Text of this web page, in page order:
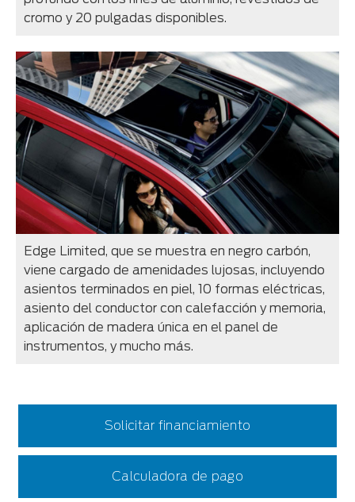
cromo y 20 pulgadas disponibles.
Edge Limited, que se muestra en negro carbón,
viene cargado de amenidades lujosas, incluyendo
asientos terminados en piel, 10 formas eléctricas,
asiento del conductor con calefacción y memoria,
aplicación de madera única en el panel de
instrumentos, y mucho más.
Solicitar financiamiento
Calculadora de pago